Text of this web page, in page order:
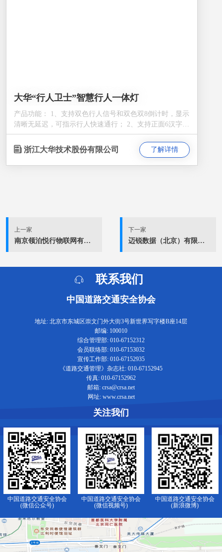
大华“行人卫士”智慧行人一体灯
产品功能： 1、支持双色行人信号和双色双8倒计时，显示
清晰无延迟，可指示行人快速通行； 2、支持正面6汉字静
态或者动态滚动显示； 3、支持发送警示语音，可有效起
到警示作用； 4、支持对闯红灯违法行为抓拍，完成行人
闯红灯预警及视频、图片曝光，起到警示、教育作用；
5、支持侧面显示机动车礼让行人的提示标语或者动态倒
浙江大华技术股份有限公司 了解详情
上一家
南京领泊悦行物联网有限公司
下一家
迈锐数据（北京）有限公司
联系我们
中国道路交通安全协会
地址: 北京市东城区崇文门外大街3号新世界写字楼B座14层
邮编: 100010
综合管理部: 010-67152312
会员联络部: 010-67153032
宣传工作部: 010-67152935
《道路交通管理》杂志社: 010-67152945
传真: 010-67152962
邮箱: crsa@crsa.net
网址: www.crsa.net
关注我们
中国道路交通安全协会
(微信公众号)
中国道路交通安全协会
(微信视频号)
中国道路交通安全协会
(新浪微博)